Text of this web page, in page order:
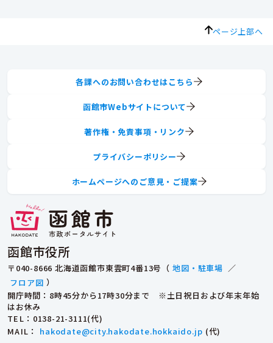
ページ上部へ
函館市役所
〒040-8666 北海道函館市東雲町4番13号（ 地図・駐車場 ／
フロア図 ）
開庁時間：8時45分から17時30分まで ※土日祝日および年末年始
はお休み
TEL ：0138-21-3111(代)
MAIL ： hakodate@city.hakodate.hokkaido.jp (代)
各課へのお問い合わせはこちら
函館市Webサイトについて
著作権・免責事項・リンク
プライバシーポリシー
ホームページへのご意見・ご提案